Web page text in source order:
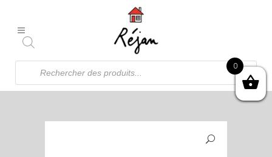
Recherche
produits
0